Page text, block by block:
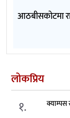
आठबीसकोटमा
लोकप्रिय
१. क्याम्पस